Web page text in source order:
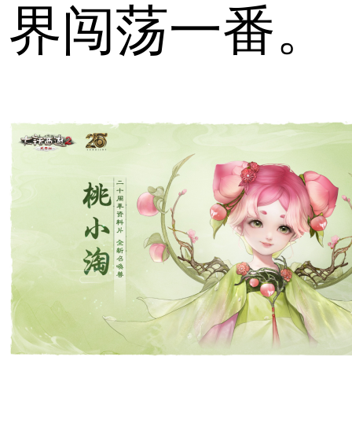
界闯荡一番。